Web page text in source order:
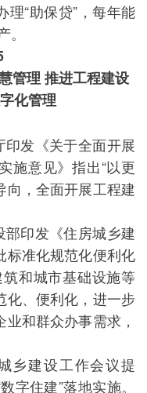
理“助保贷”，每年能
理 推进工程建设
化管理
发《关于全面开展
施意见》指出“以更
向，全面开展工程建
印发《住房城乡建
标准化规范化便利化
和城市基础设施等
化、便利化，进一步
和群众办事需求，
建设工作会议提
字住建”落地实施。